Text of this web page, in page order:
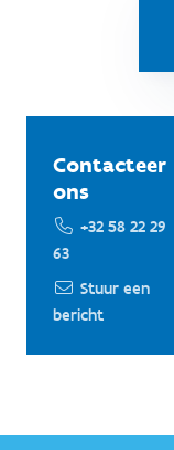
Contacteer
ons
+32 58 22 29
63
Stuur een
bericht